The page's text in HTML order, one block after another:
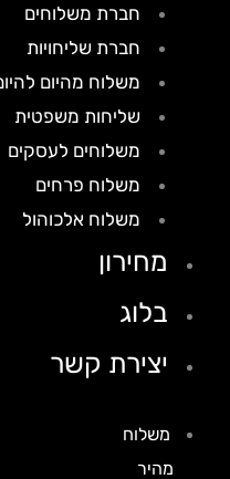
חברת משלוחים
חברת שליחויות
משלוח מהיום להיום
שליחות משפטית
משלוחים לעסקים
משלוח פרחים
משלוח אלכוהול
מחירון
בלוג
יצירת קשר
משלוח